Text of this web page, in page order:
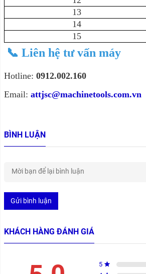
13
14
15
📞 Liên hệ tư vấn máy
Hotline: 0912.002.160
Email: attjsc@machinetools.com.vn
BÌNH LUẬN
Gửi bình luận
KHÁCH HÀNG ĐÁNH GIÁ
5